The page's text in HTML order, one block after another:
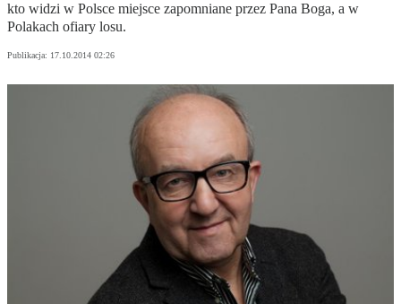
kto widzi w Polsce miejsce zapomniane przez Pana Boga, a w
Polakach ofiary losu.
Publikacja: 17.10.2014 02:26